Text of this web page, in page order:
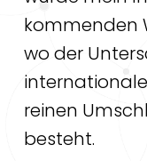
kommenden
wo der
reinen
besteht.